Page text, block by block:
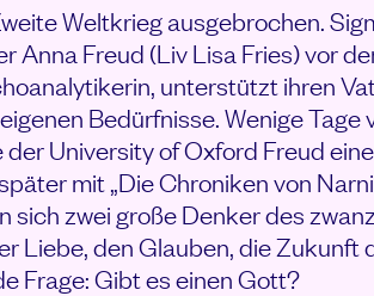
Weltkrieg ausgebrochen.
Anna Freud (Liv Lisa Fries) vor
unterstützt ihren
Bedürfnisse. Wenige Tage
University of Oxford Freud
mit „Die Chroniken von
sich zwei große Denker des
Liebe, den Glauben, die Zukunft
Frage: Gibt es einen Gott?